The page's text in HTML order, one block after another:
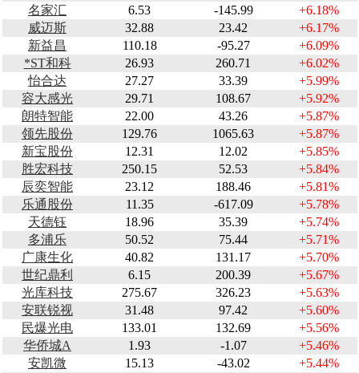
名家汇
6.53 -145.99
+6.18%
威迈斯
32.88 23.42
+6.17%
新益昌
110.18 -95.27
+6.09%
*ST和科
26.93 260.71
+6.02%
怡合达
27.27 33.39
+5.99%
容大感光
29.71 108.67
+5.92%
朗特智能
22.00 43.26
+5.87%
领先股份
129.76 1065.63
+5.87%
新宝股份
12.31 12.02
+5.85%
胜宏科技
250.15 52.53
+5.84%
辰奕智能
23.12 188.46
+5.81%
乐通股份
11.35 -617.09
+5.78%
天德钰
18.96 35.39
+5.74%
多浦乐
50.52 75.44
+5.71%
广康生化
40.82 131.17
+5.70%
世纪鼎利
6.15 200.39
+5.67%
光库科技
275.67 326.23
+5.63%
安联锐视
31.48 97.42
+5.60%
民爆光电
133.01 132.69
+5.56%
华侨城A
1.93 -1.07
+5.46%
安凯微
15.13 -43.02
+5.44%